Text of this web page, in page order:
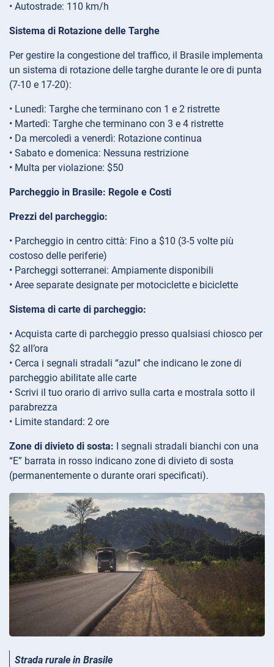
• Autostrade: 110 km/h
Sistema di Rotazione delle Targhe
Per gestire la congestione del traffico, il Brasile implementa
un sistema di rotazione delle targhe durante le ore di punta
(7-10 e 17-20):
• Lunedì: Targhe che terminano con 1 e 2 ristrette
• Martedì: Targhe che terminano con 3 e 4 ristrette
• Da mercoledì a venerdì: Rotazione continua
• Sabato e domenica: Nessuna restrizione
• Multa per violazione: $50
Parcheggio in Brasile: Regole e Costi
Prezzi del parcheggio:
• Parcheggio in centro città: Fino a $10 (3-5 volte più
costoso delle periferie)
• Parcheggi sotterranei: Ampiamente disponibili
• Aree separate designate per motociclette e biciclette
Sistema di carte di parcheggio:
• Acquista carte di parcheggio presso qualsiasi chiosco per
$2 all’ora
• Cerca i segnali stradali “azul” che indicano le zone di
parcheggio abilitate alle carte
• Scrivi il tuo orario di arrivo sulla carta e mostrala sotto il
parabrezza
• Limite standard: 2 ore
Zone di divieto di sosta: I segnali stradali bianchi con una
“E” barrata in rosso indicano zone di divieto di sosta
(permanentemente o durante orari specificati).
Strada rurale in Brasile